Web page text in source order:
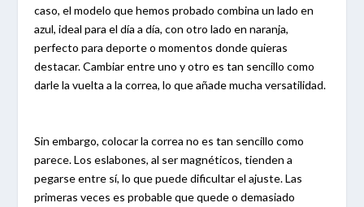
caso, el modelo que hemos probado combina un lado en
azul, ideal para el día a día, con otro lado en naranja,
perfecto para deporte o momentos donde quieras
destacar. Cambiar entre uno y otro es tan sencillo como
darle la vuelta a la correa, lo que añade mucha versatilidad.
Sin embargo, colocar la correa no es tan sencillo como
parece. Los eslabones, al ser magnéticos, tienden a
pegarse entre sí, lo que puede dificultar el ajuste. Las
primeras veces es probable que quede o demasiado